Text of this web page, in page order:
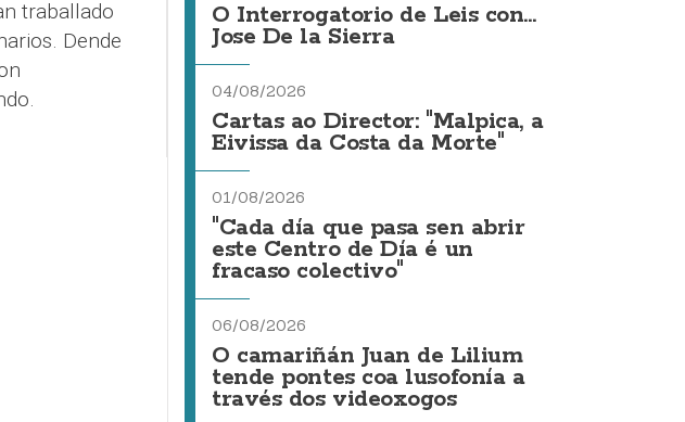
traballado
Dende
O Interrogatorio de Leis con...
Jose De la Sierra
04/08/2026
Cartas ao Director: "Malpica, a
Eivissa da Costa da Morte"
01/08/2026
"Cada día que pasa sen abrir
este Centro de Día é un
fracaso colectivo"
06/08/2026
O camariñán Juan de Lilium
tende pontes coa lusofonía a
través dos videoxogos